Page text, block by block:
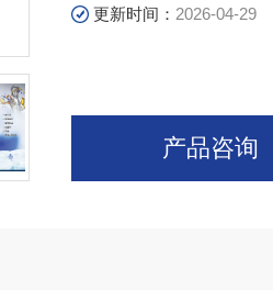
更新时间： 2026-04-29
产品咨询